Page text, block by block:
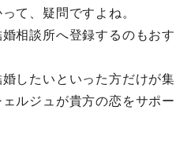
て、疑問ですよね。
相談所へ登録するのもおす
したいといった方だけが集
ルジュが貴方の恋をサポー